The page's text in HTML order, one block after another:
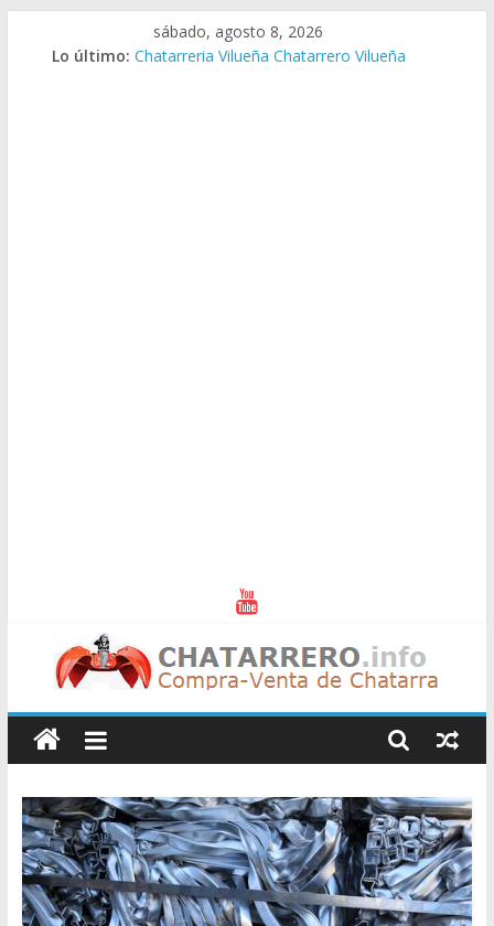
sábado, agosto 8, 2026
Lo último: Chatarreria Vilueña Chatarrero Vilueña
Chatarreros
–
Precio
de